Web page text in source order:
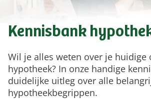
Kennisbank
Wil je alles weten over je huidige
hypotheek? In onze handige
duidelijke uitleg over alle
hypotheekbegrippen.